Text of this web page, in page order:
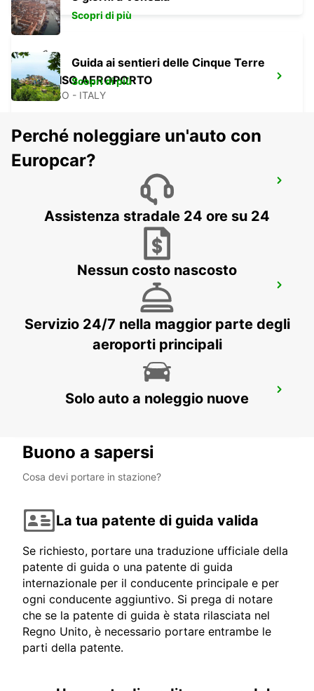
TREVISO AEROPORTO
TREVISO - ITALY
VENEZIA AEROPORTO
CORNUDA
Scopri di più
Guida ai sentieri delle Cinque Terre
Scopri di più
Perché noleggiare un'auto con
Europcar?
Assistenza stradale 24 ore su 24
Nessun costo nascosto
Servizio 24/7 nella maggior parte degli
aeroporti principali
Solo auto a noleggio nuove
Buono a sapersi
Cosa devi portare in stazione?
La tua patente di guida valida
Se richiesto, portare una traduzione ufficiale della
patente di guida o una patente di guida
internazionale per il conducente principale e per
ogni conducente aggiuntivo. Si prega di notare
che se la patente di guida è stata rilasciata nel
Regno Unito, è necessario portare entrambe le
parti della patente.